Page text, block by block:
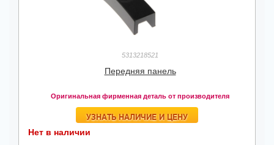
5313218521
Передняя панель
Оригинальная фирменная деталь от производителя
УЗНАТЬ НАЛИЧИЕ И ЦЕНУ
Нет в наличии